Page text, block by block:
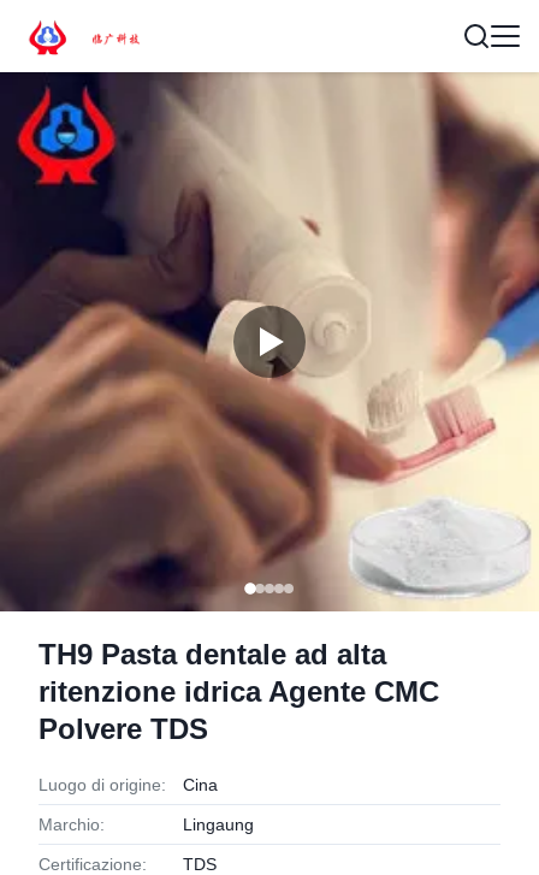
TH9 Pasta dentale ad alta
ritenzione idrica Agente CMC
Polvere TDS
Luogo di origine: Cina
Marchio: Lingaung
Certificazione: TDS